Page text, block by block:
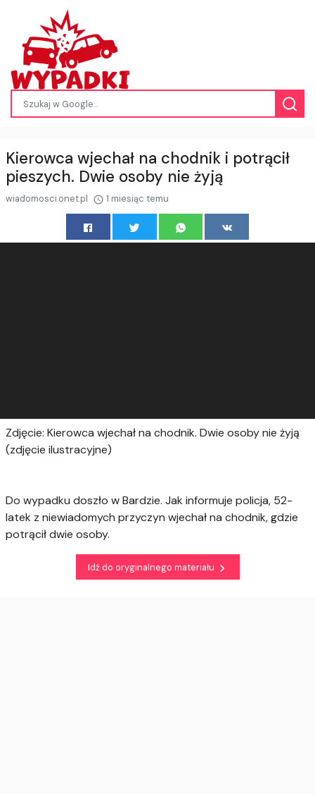
Kierowca wjechał na chodnik i potrącił
pieszych. Dwie osoby nie żyją
wiadomosci.onet.pl 1 miesiąc temu
Zdjęcie: Kierowca wjechał na chodnik. Dwie osoby nie żyją
(zdjęcie ilustracyjne)
Do wypadku doszło w Bardzie. Jak informuje policja, 52-
latek z niewiadomych przyczyn wjechał na chodnik, gdzie
potrącił dwie osoby.
Idź do oryginalnego materiału